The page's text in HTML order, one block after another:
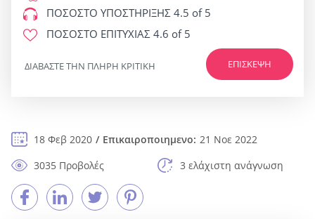
ΠΟΣΟΣΤΟ ΥΠΟΣΤΗΡΙΞΗΣ 4.5 of 5
ΠΟΣΟΣΤΟ ΕΠΙΤΥΧΙΑΣ 4.6 of 5
ΕΠΊΣΚΕΨΗ
ΔΙΑΒΆΣΤΕ ΤΗΝ ΠΛΉΡΗ ΚΡΙΤΙΚΉ
18 Φεβ 2020 Επικαιροποιημενο: 21 Νοε 2022
3035 Προβολές
3 ελάχιστη ανάγνωση